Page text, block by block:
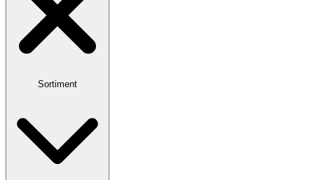
Sortiment